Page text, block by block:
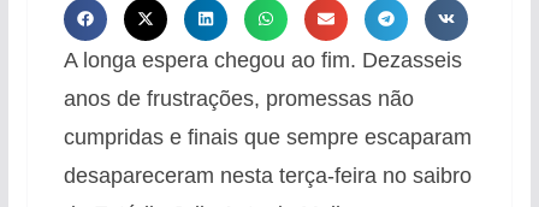
A longa espera chegou ao fim. Dezasseis
anos de frustrações, promessas não
cumpridas e finais que sempre escaparam
desapareceram nesta terça-feira no saibro